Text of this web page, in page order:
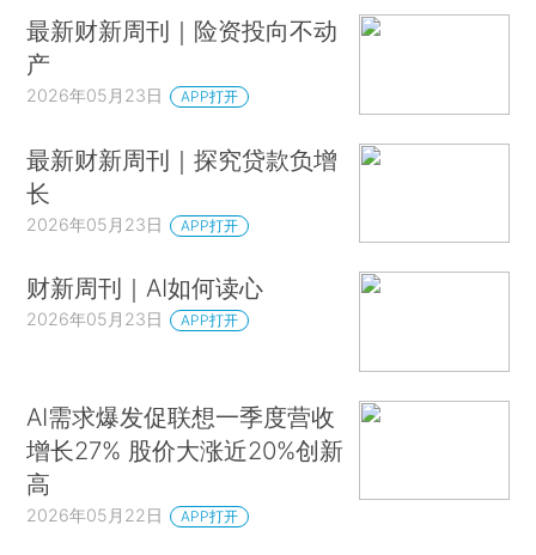
最新财新周刊｜险资投向不动
产
2026年05月23日 APP打开
最新财新周刊｜探究贷款负增
长
2026年05月23日 APP打开
财新周刊｜AI如何读心
2026年05月23日 APP打开
AI需求爆发促联想一季度营收
增长27% 股价大涨近20%创新
高
2026年05月22日 APP打开